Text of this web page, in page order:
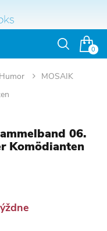
0
Otvoriť
MOSAIK
06.
Komödianten